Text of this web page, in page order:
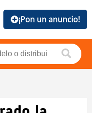
¡Pon un anuncio!